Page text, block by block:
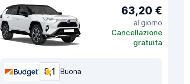
63,20 €
al giorno
Cancellazione
gratuita
8,1 Buona